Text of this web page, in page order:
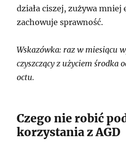
działa ciszej, zużywa mniej
zachowuje sprawność.
Wskazówka: raz w miesiącu
czyszczący z użyciem środka
octu.
Czego nie robić
korzystania z AGD